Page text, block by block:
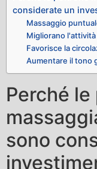
considerate un
Massaggio
Migliorano l'attività
Favorisce la
Aumentare il tono
Perché
sono